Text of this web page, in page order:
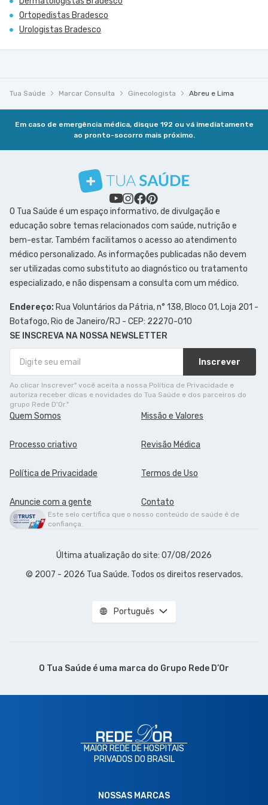
Ortopedistas Bradesco
Urologistas Bradesco
Tua Saúde Marcar Consulta Ginecologista Abreu e Lima
Em caso de emergência médica, disque 192 ou vá imediatamente
ao pronto-socorro mais próximo.
O Tua Saúde é um espaço informativo, de divulgação e
educação sobre temas relacionados com saúde, nutrição e
bem-estar. Também facilitamos o acesso ao atendimento
médico personalizado. As informações publicadas não devem
ser utilizadas como substituto ao diagnóstico ou tratamento
especializado, e não dispensam a consulta com um médico.
Endereço: Rua Voluntários da Pátria, n° 138, Bloco 01, Loja 201 -
Botafogo, Rio de Janeiro/RJ - CEP: 22270-010
SE INSCREVA NA NOSSA NEWSLETTER
Inscrever
Ao clicar Inscrever" você aceita a nossa Política de Privacidade e
autoriza receber dicas e novidades do Tua Saúde e dos parceiros do
grupo Rede D'Or."
Quem Somos Missão e Valores
Processo criativo Revisão Médica
Política de Privacidade Termos de Uso
Anuncie com a gente Contato
Este selo certifica que o nosso conteúdo de saúde é de
confiança.
Última atualização do site: 07/08/2026
© 2007 - 2026 Tua Saúde. Todos os direitos reservados.
Português
O Tua Saúde é uma marca do Grupo Rede D’Or
MAIOR REDE DE HOSPITAIS
PRIVADOS DO BRASIL
NOSSAS MARCAS